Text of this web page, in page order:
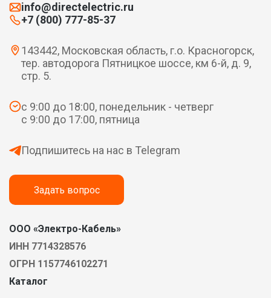
info@directelectric.ru
+7 (800) 777-85-37
143442, Московская область, г.о. Красногорск,
тер. автодорога Пятницкое шоссе, км 6-й, д. 9,
стр. 5.
с 9:00 до 18:00, понедельник - четверг
с 9:00 до 17:00, пятница
Подпишитесь на нас в Telegram
Задать вопрос
ООО «Электро-Кабель»
ИНН 7714328576
ОГРН 1157746102271
Каталог